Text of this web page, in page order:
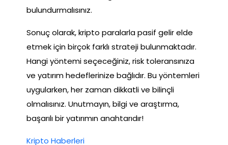
bulundurmalısınız.
Sonuç olarak, kripto paralarla pasif gelir elde
etmek için birçok farklı strateji bulunmaktadır.
Hangi yöntemi seçeceğiniz, risk toleransınıza
ve yatırım hedeflerinize bağlıdır. Bu yöntemleri
uygularken, her zaman dikkatli ve bilinçli
olmalısınız. Unutmayın, bilgi ve araştırma,
başarılı bir yatırımın anahtarıdır!
Kripto Haberleri